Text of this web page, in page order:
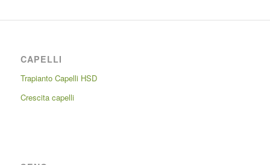
CAPELLI
Trapianto Capelli HSD
Crescita capelli